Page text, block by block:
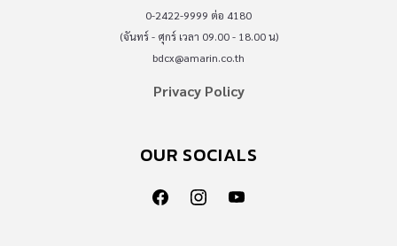
0-2422-9999 ต่อ 4180
(จันทร์ - ศุกร์ เวลา 09.00 - 18.00 น)
bdcx@amarin.co.th
Privacy Policy
OUR SOCIALS